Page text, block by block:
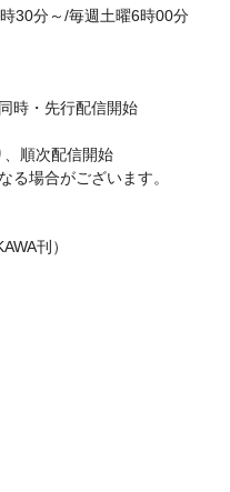
分～/毎週土曜6時00分
時・先行配信開始
順次配信開始
場合がございます。
刊）